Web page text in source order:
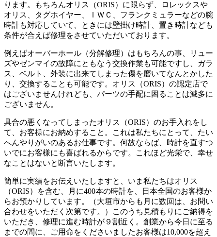
ります。もちろんオリス（ORIS）に限らず、ロレックスや
オリス、タグホイヤー、ＩＷＣ、フランクミュラーなどの腕
時計も対応していて、ときには壁掛け時計、置き時計なども
条件が合えば修理をさせていただいております。
例えばオーバーホール（分解修理）はもちろんの事、リュー
ズやゼンマイの故障にともなう交換作業も可能ですし、ガラ
ス、ベルト、外装に出来てしまった傷を磨いてなんとかした
り、交換することも可能です。オリス（ORIS）の認定店で
はございませんけれども、パーツの手配に困ることは滅多に
ございません。
具合の悪くなってしまったオリス（ORIS）のお手入れをし
て、お客様にお納めすること。これは私たちにとって、たい
へんやりがいのあるお仕事です。何故ならば、時計を直すつ
いでにお客様にも喜ばれるからです。これほど光栄で、幸せ
なことはないと断言いたします。
簡単に実績をお伝えいたしますと、いま私たちはオリス
（ORIS）を含む、月に400本の時計を、日本全国のお客様か
らお預かりしています。（大垣市からも月に数回は、お問い
合わせをいただく次第です。）このうち見積もりにご納得を
いただき、修理に進む時計が９割近く。創業から今日に至る
までの間に、ご用命をくださいましたお客様は10,000を超え